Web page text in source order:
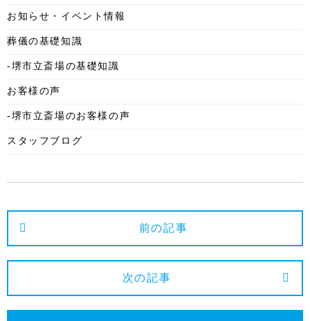
2025年1月
お知らせ・イベント情報
葬儀の基礎知識
-堺市立斎場の基礎知識
お客様の声
-堺市立斎場のお客様の声
スタッフブログ
前の記事
次の記事